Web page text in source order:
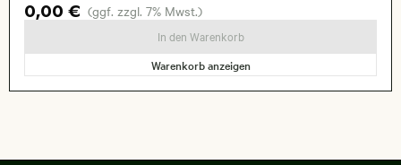
0,00 € (ggf. zzgl. 7% Mwst.)
In den Warenkorb
Warenkorb anzeigen